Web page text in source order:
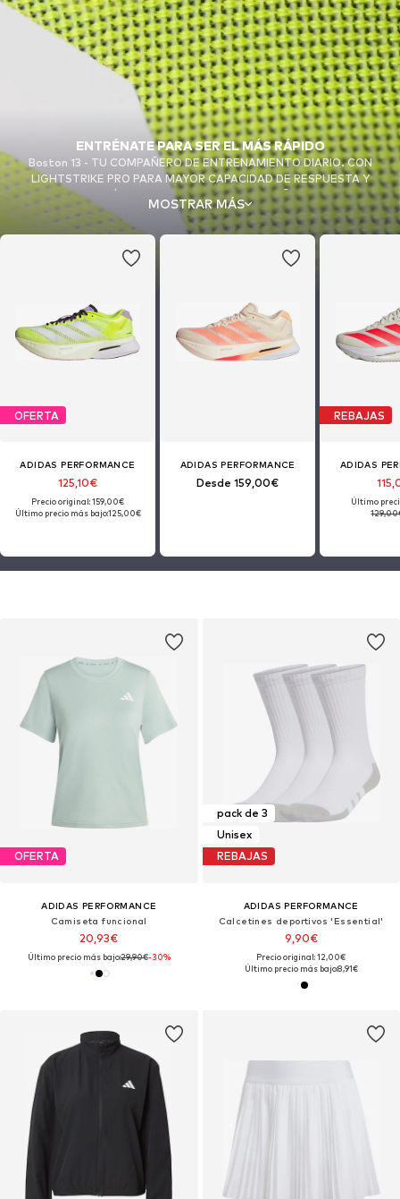
OFERTA
ADIDAS PERFORMANCE
Camiseta funcional
20,93€
Último precio más bajo:29,90€-30%
pack de 3
Unisex
REBAJAS
ADIDAS PERFORMANCE
Calcetines deportivos 'Essential'
9,90€
Precio original: 12,00€
Último precio más bajo:8,91€
ENTRÉNATE PARA SER EL MÁS RÁPIDO
Boston 13 - TU COMPAÑERO DE ENTRENAMIENTO DIARIO. CON
LIGHTSTRIKE PRO PARA MAYOR CAPACIDAD DE RESPUESTA Y
AMORTIGUACIÓN Y ENERGY RODS 2.0 REDISEÑADAS PARA EL
RETORNO DE ENERGÍA, ASÍ COMO UNA PARTE SUPERIOR DE MALLA
TRANSPIRABLE PARA MAYOR SUJECIÓN EN UNA ZAPATILLA DE
ENTRENAMIENTO INSPIRADA EN LA COMPETICIÓN.
MOSTRAR MÁS
OFERTA
ADIDAS PERFORMANCE
125,10€
Precio original: 159,00€
Último precio más bajo:125,00€
ADIDAS PERFORMANCE
Desde 159,00€
REBAJAS
ADIDAS
Último